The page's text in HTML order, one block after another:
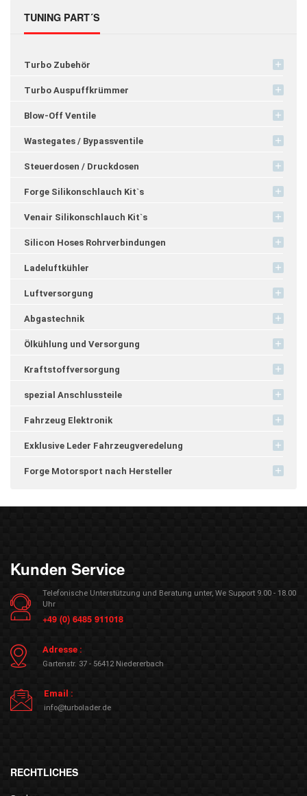
TUNING PART´S
Turbo Zubehör
Turbo Auspuffkrümmer
Blow-Off Ventile
Wastegates / Bypassventile
Steuerdosen / Druckdosen
Forge Silikonschlauch Kit`s
Venair Silikonschlauch Kit`s
Silicon Hoses Rohrverbindungen
Ladeluftkühler
Luftversorgung
Abgastechnik
Ölkühlung und Versorgung
Kraftstoffversorgung
spezial Anschlussteile
Fahrzeug Elektronik
Exklusive Leder Fahrzeugveredelung
Forge Motorsport nach Hersteller
Kunden Service
Telefonische Unterstützung und Beratung unter, We Support 9.00 - 18.00
Uhr
+49 (0) 6485 911018
Adresse :
Gartenstr. 37 - 56412 Niedererbach
Email :
info@turbolader.de
RECHTLICHES